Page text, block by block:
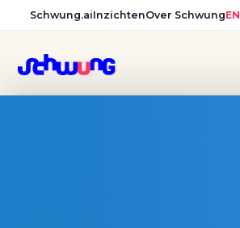
Schwung.aiInzichtenOver SchwungEN